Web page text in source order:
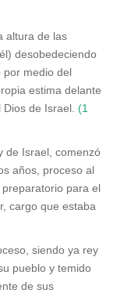
altura de las
desobedeciendo
por medio del
estima delante
de Israel. (1
de Israel, comenzó
años, proceso al
para el
cargo que estaba
siendo ya rey
pueblo y temido
de sus